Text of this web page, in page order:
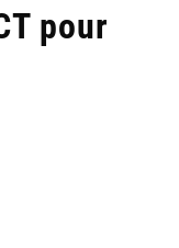
pour